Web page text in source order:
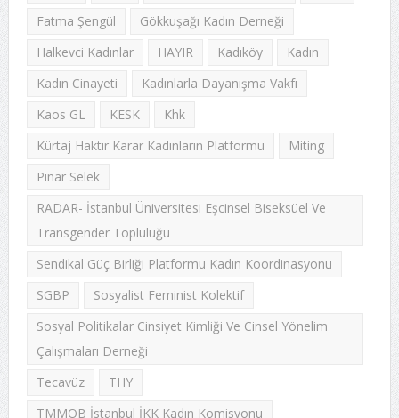
Fatma Şengül
Gökkuşağı Kadın Derneği
Halkevci Kadınlar
HAYIR Kadıköy
Kadın
Kadın Cinayeti
Kadınlarla Dayanışma Vakfı
Kaos GL
KESK
Khk
Kürtaj Haktır Karar Kadınların Platformu
Miting
Pınar Selek
RADAR- İstanbul Üniversitesi Eşcinsel Biseksüel Ve
Transgender Topluluğu
Sendikal Güç Birliği Platformu Kadın Koordinasyonu
SGBP
Sosyalist Feminist Kolektif
Sosyal Politikalar Cinsiyet Kimliği Ve Cinsel Yönelim
Çalışmaları Derneği
Tecavüz
THY
TMMOB İstanbul İKK Kadın Komisyonu